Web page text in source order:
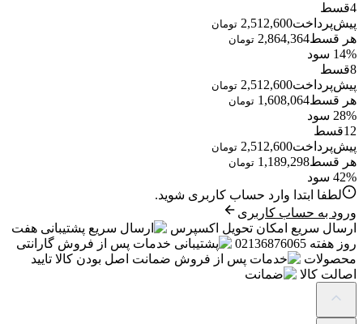
4قسط
پیش‌پرداخت2,512,600 تومان
هر قسط2,864,364 تومان
14% سود
8قسط
پیش‌پرداخت2,512,600 تومان
هر قسط1,608,064 تومان
28% سود
12قسط
پیش‌پرداخت2,512,600 تومان
هر قسط1,189,298 تومان
42% سود
لطفا ابتدا وارد حساب کاربری شوید.
ورود به حساب کاربری
ارسال سریع امکان تحویل اکسپرس پشتیبانی هفت
روز هفته 02136876065
خدمات پس از فروش گارانتی
محصولات
ضمانت اصل بودن کالا تایید
اصالت کالا